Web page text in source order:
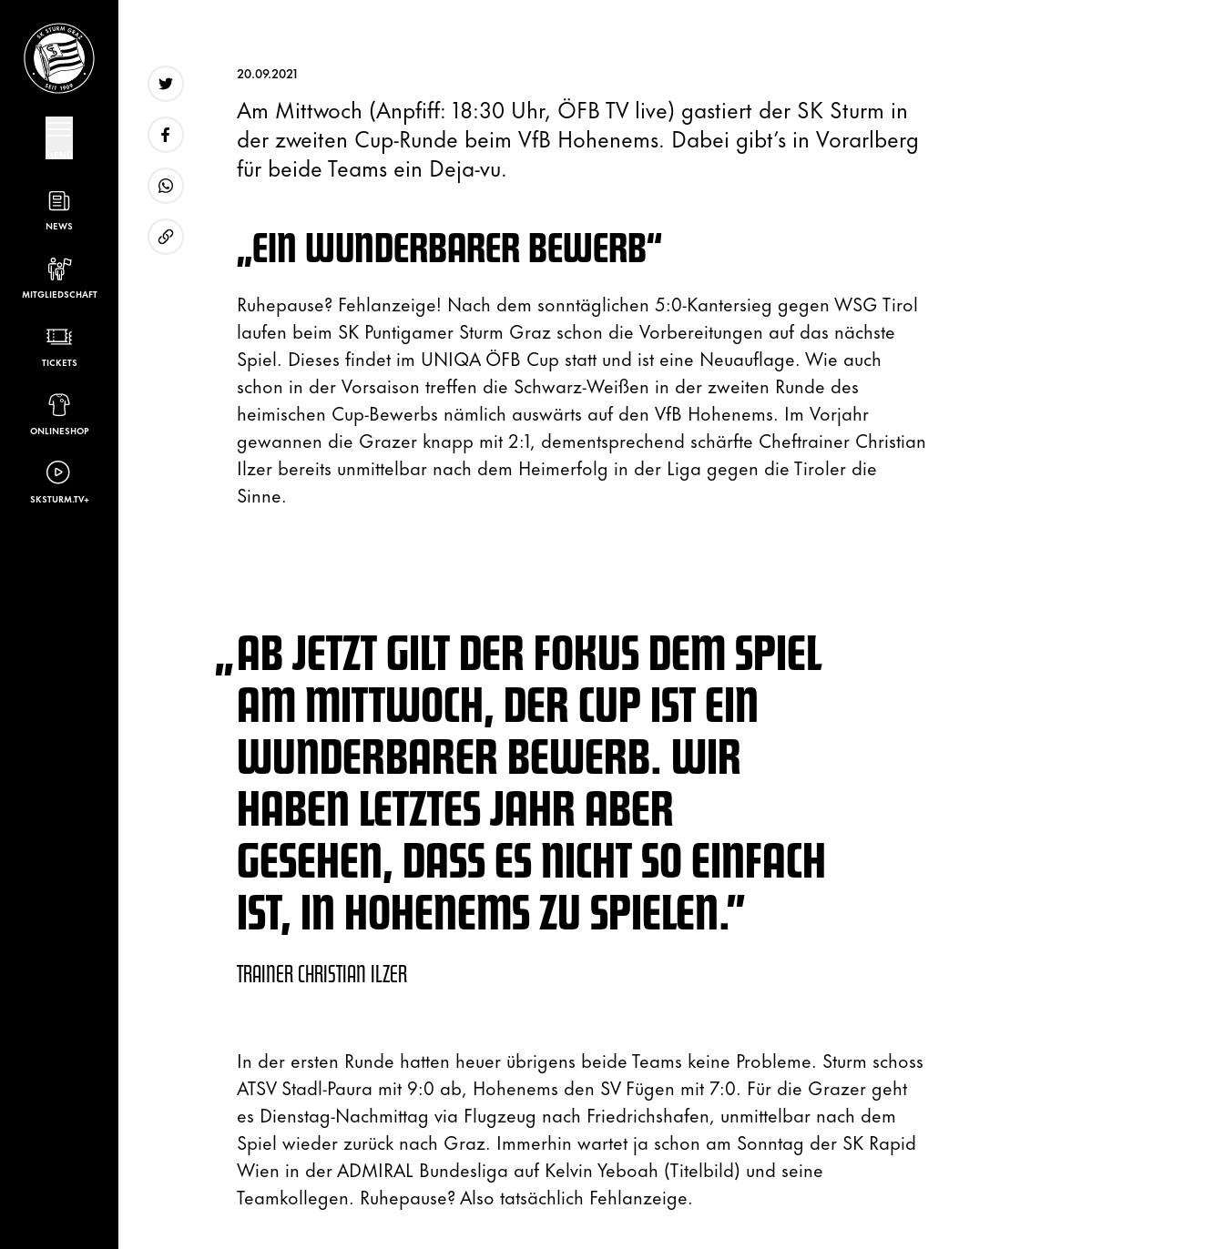
NEWS
MITGLIEDSCHAFT
TICKETS
ONLINESHOP
SKSTURM.TV+
URL kopieren
20.09.2021
Am Mittwoch (Anpfiff: 18:30 Uhr, ÖFB TV live) gastiert der SK Sturm in
der zweiten Cup-Runde beim VfB Hohenems. Dabei gibt’s in Vorarlberg
für beide Teams ein Deja-vu.
„EIN WUNDERBARER BEWERB“
Ruhepause? Fehlanzeige! Nach dem sonntäglichen 5:0-Kantersieg gegen WSG Tirol
laufen beim SK Puntigamer Sturm Graz schon die Vorbereitungen auf das nächste
Spiel. Dieses findet im UNIQA ÖFB Cup statt und ist eine Neuauflage. Wie auch
schon in der Vorsaison treffen die Schwarz-Weißen in der zweiten Runde des
heimischen Cup-Bewerbs nämlich auswärts auf den VfB Hohenems. Im Vorjahr
gewannen die Grazer knapp mit 2:1, dementsprechend schärfte Cheftrainer Christian
Ilzer bereits unmittelbar nach dem Heimerfolg in der Liga gegen die Tiroler die
Sinne.
„AB JETZT GILT DER FOKUS DEM SPIEL
AM MITTWOCH, DER CUP IST EIN
WUNDERBARER BEWERB. WIR
HABEN LETZTES JAHR ABER
GESEHEN, DASS ES NICHT SO EINFACH
IST, IN HOHENEMS ZU SPIELEN.”
TRAINER CHRISTIAN ILZER
In der ersten Runde hatten heuer übrigens beide Teams keine Probleme. Sturm schoss
ATSV Stadl-Paura mit 9:0 ab, Hohenems den SV Fügen mit 7:0. Für die Grazer geht
es Dienstag-Nachmittag via Flugzeug nach Friedrichshafen, unmittelbar nach dem
Spiel wieder zurück nach Graz. Immerhin wartet ja schon am Sonntag der SK Rapid
Wien in der ADMIRAL Bundesliga auf Kelvin Yeboah (Titelbild) und seine
Teamkollegen. Ruhepause? Also tatsächlich Fehlanzeige.